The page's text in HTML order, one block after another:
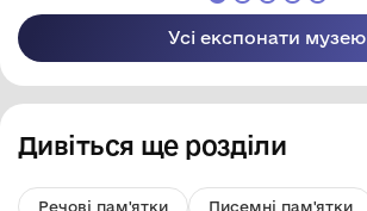
Усі експонати музею
Дивіться ще розділи
Речові пам'ятки Писемні пам'ятки